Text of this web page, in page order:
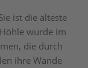
ist die älteste
wurde im
die durch
ihre Wände